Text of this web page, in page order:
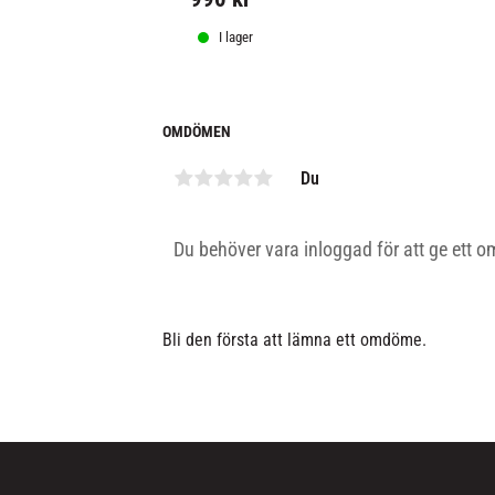
I lager
OMDÖMEN
Du
Bli den första att lämna ett omdöme.